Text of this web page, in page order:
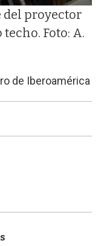
del proyector
Foto: A.
de Iberoamérica